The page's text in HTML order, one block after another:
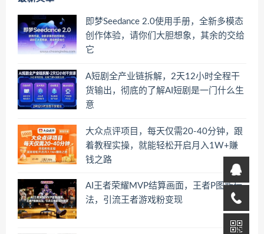
即梦Seedance 2.0使用手册，全新多模态
创作体验，请你们大胆想象，其余的交给
它
A短剧全产业链拆解，2天12小时全程干
货输出，彻底的了解AI短剧是一门什么生
意
大众点评项目，每天仅需20-40分钟，跟
着教程实操，就能轻松开启月入1W+賺
钱之路
AI王者荣耀MVP结算画面，王者P图新玩
法，引流王者游戏粉变现